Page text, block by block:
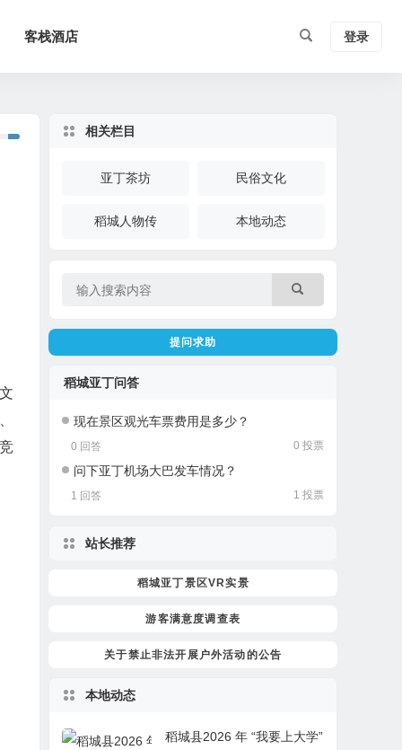
客栈酒店 登录
相关栏目
亚丁茶坊 民俗文化
稻城人物传 本地动态
提问求助
稻城亚丁问答
现在景区观光车票费用是多少？
0 回答 0 投票
问下亚丁机场大巴发车情况？
1 回答 1 投票
站长推荐
稻城亚丁景区VR实景
游客满意度调查表
关于禁止非法开展户外活动的公告
本地动态
稻城县2026 年 “我要上大学”